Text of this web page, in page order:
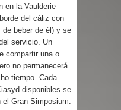
en la Vaulderie
del cáliz con
de beber de él) y se
servicio. Un
compartir una o
no permanecerá
tiempo. Cada
disponibles se
el Gran Simposium.